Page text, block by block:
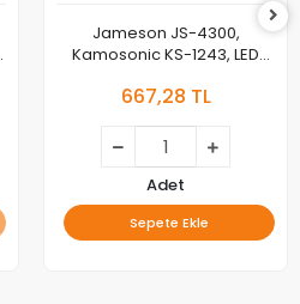
Jameson JS-4300,
Kamosonic KS-1243, LED
SD43-DNJF-IK41
667,28 TL
Adet
Sepete Ekle